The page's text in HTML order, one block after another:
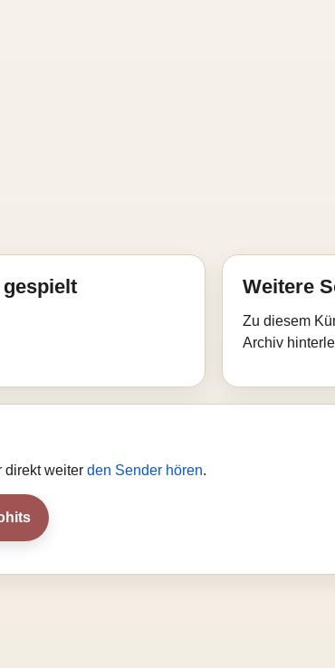
Weitere
Zu diesem
Archiv
direkt weiter den Sender hören.